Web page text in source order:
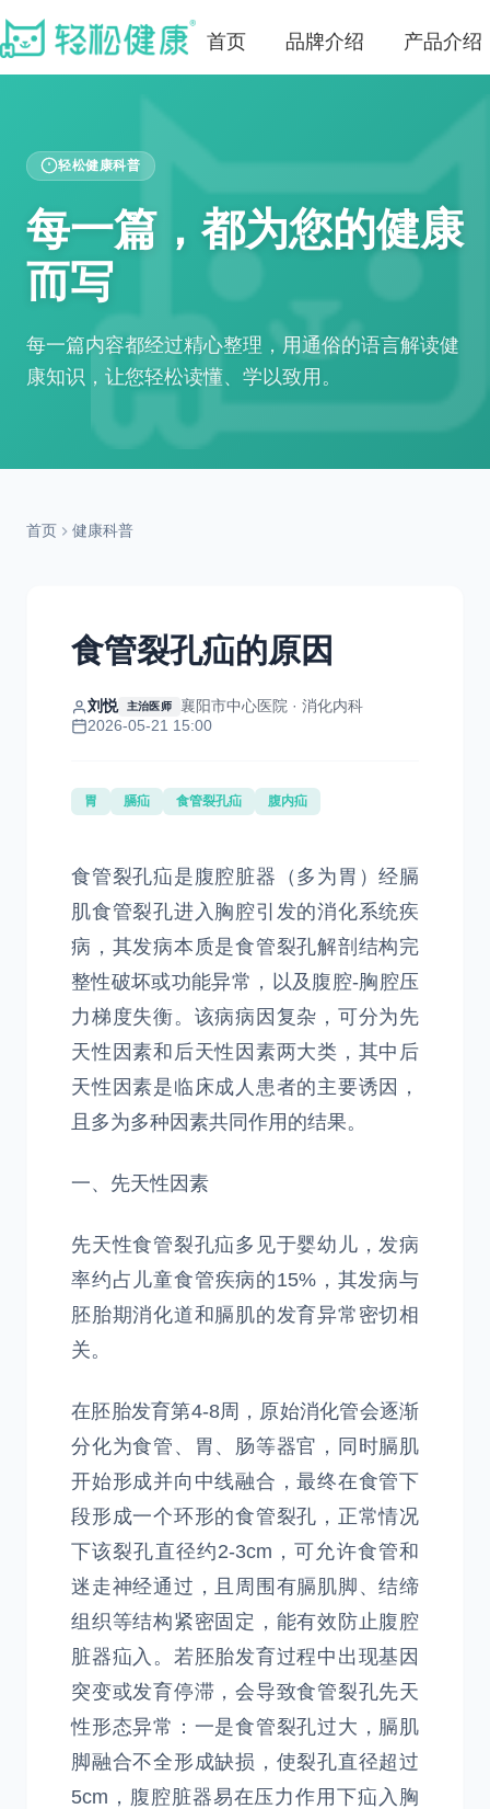
首页 品牌介绍 产品介绍
轻松健康科普
每一篇，都为您的健康
而写
每一篇内容都经过精心整理，用通俗的语言解读健
康知识，让您轻松读懂、学以致用。
首页 健康科普
食管裂孔疝的原因
刘悦 主治医师
襄阳市中心医院 · 消化内科
2026-05-21 15:00
胃 膈疝 食管裂孔疝 腹内疝
食管裂孔疝是腹腔脏器（多为胃）经膈
肌食管裂孔进入胸腔引发的消化系统疾
病，其发病本质是食管裂孔解剖结构完
整性破坏或功能异常，以及腹腔-胸腔压
力梯度失衡。该病病因复杂，可分为先
天性因素和后天性因素两大类，其中后
天性因素是临床成人患者的主要诱因，
且多为多种因素共同作用的结果。
一、先天性因素
先天性食管裂孔疝多见于婴幼儿，发病
率约占儿童食管疾病的15%，其发病与
胚胎期消化道和膈肌的发育异常密切相
关。
在胚胎发育第4-8周，原始消化管会逐渐
分化为食管、胃、肠等器官，同时膈肌
开始形成并向中线融合，最终在食管下
段形成一个环形的食管裂孔，正常情况
下该裂孔直径约2-3cm，可允许食管和
迷走神经通过，且周围有膈肌脚、结缔
组织等结构紧密固定，能有效防止腹腔
脏器疝入。若胚胎发育过程中出现基因
突变或发育停滞，会导致食管裂孔先天
性形态异常：一是食管裂孔过大，膈肌
脚融合不全形成缺损，使裂孔直径超过
5cm，腹腔脏器易在压力作用下疝入胸